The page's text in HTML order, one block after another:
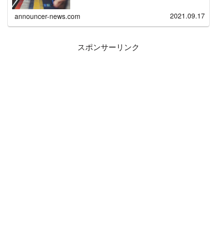
照之が起用された。安住紳一郎は月曜～木曜、香川照之は
香川が揃って出演）。このほか番組進行役としてTBSアナ
TIME,」の放送時間枠の直前となる4:30～5:20でTBSアナ
ウンサー・杉山真也の司会を務める。
announcer-news.com 2021.09.17
スポンサーリンク